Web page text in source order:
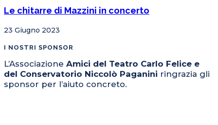
Le chitarre di Mazzini in concerto
23 Giugno 2023
I NOSTRI SPONSOR
L’Associazione Amici del Teatro Carlo Felice e
del Conservatorio Niccolò Paganini ringrazia gli
sponsor per l’aiuto concreto.